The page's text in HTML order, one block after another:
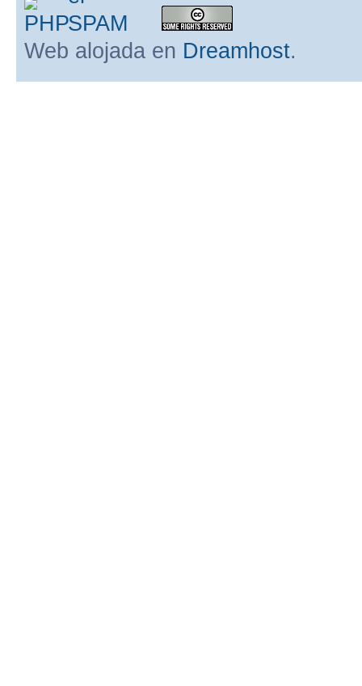
Web alojada en Dreamhost.